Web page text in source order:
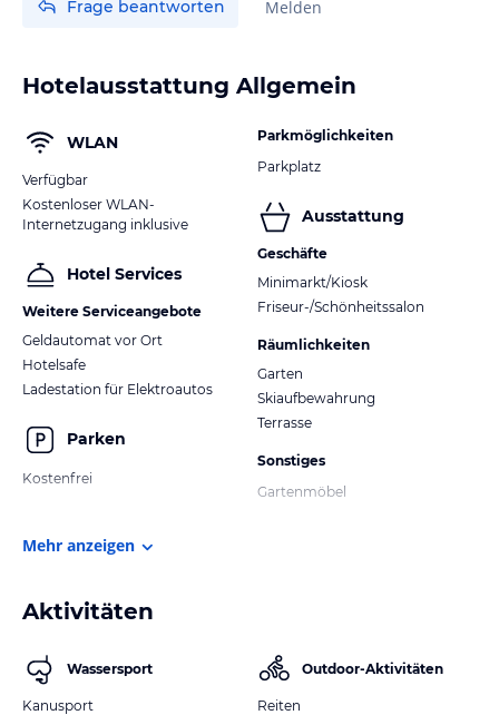
Frage beantworten Melden
Hotelausstattung Allgemein
WLAN
Verfügbar
Kostenloser WLAN-
Internetzugang inklusive
Hotel Services
Weitere Serviceangebote
Geldautomat vor Ort
Hotelsafe
Ladestation für Elektroautos
Parken
Kostenfrei
Parkmöglichkeiten
Parkplatz
Ausstattung
Geschäfte
Minimarkt/Kiosk
Friseur-/Schönheitssalon
Räumlichkeiten
Garten
Skiaufbewahrung
Terrasse
Sonstiges
Gartenmöbel
Mehr anzeigen
Aktivitäten
Wassersport
Kanusport
Outdoor-Aktivitäten
Reiten